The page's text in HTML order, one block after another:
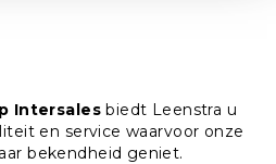
Intersalesbiedt Leenstra u
en service waarvoor onze
bekendheid geniet.